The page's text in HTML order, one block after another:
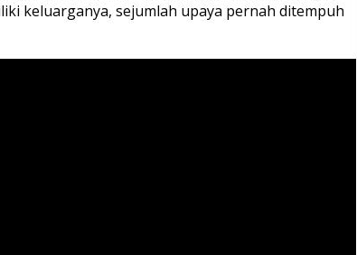
keluarganya, sejumlah upaya pernah ditempuh